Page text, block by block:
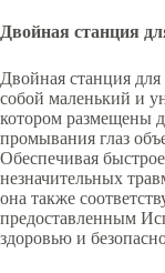
Двойная станция
Двойная станция для
собой маленький и
котором размещены
промывания глаз
Обеспечивая
незначительных
она также
предоставленным
здоровью и